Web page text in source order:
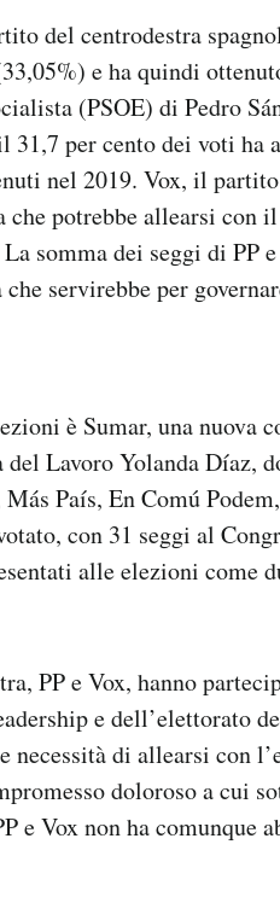
del centrodestra
e ha quindi
(PSOE) di Pedro
per cento dei voti ha
nel 2019. Vox, il
potrebbe allearsi con
somma dei seggi di PP
servirebbe per
è Sumar, una nuova
Lavoro Yolanda Díaz,
País, En Comú
con 31 seggi al
alle elezioni come
PP e Vox, hanno
e dell’elettorato
necessità di allearsi con
doloroso a cui
e Vox non ha comunque